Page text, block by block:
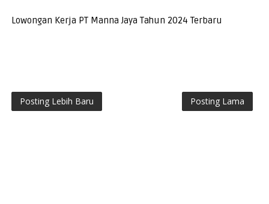
Lowongan Kerja PT Manna Jaya Tahun 2024 Terbaru
Posting Lebih Baru Posting Lama